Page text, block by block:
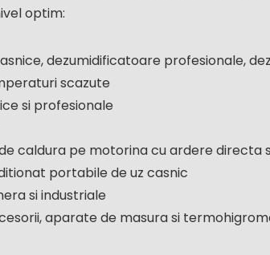
optim:
dezumidificatoare profesionale,
scazute
si profesionale
caldura pe motorina cu ardere directa
portabile de uz casnic
si industriale
aparate de masura si